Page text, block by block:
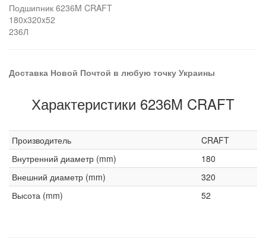
Подшипник 6236M CRAFT
180x320x52
236Л
Доставка Новой Почтой в любую точку Украины
Характеристики 6236M CRAFT
Производитель
CRAFT
Внутренний диаметр (mm)
180
Внешний диаметр (mm)
320
Высота (mm)
52